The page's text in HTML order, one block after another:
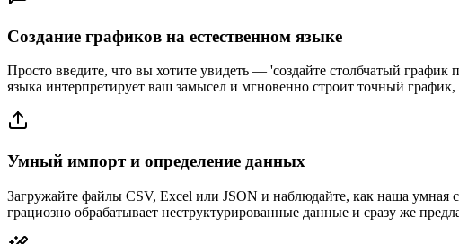
Создание графиков на естественном языке
Просто введите, что вы хотите увидеть — 'создайте столбчатый
языка интерпретирует ваш замысел и мгновенно строит точный
Умный импорт и определение данных
Загружайте файлы CSV, Excel или JSON и наблюдайте, как наша умная
грациозно обрабатывает неструктурированные данные и сразу же